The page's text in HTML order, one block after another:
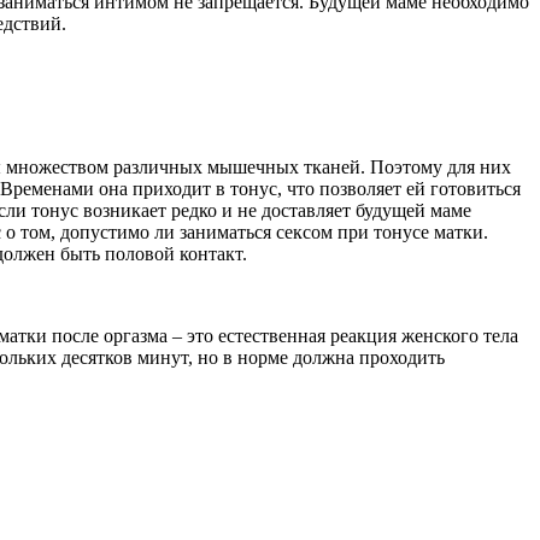
множеством различных мышечных тканей. Поэтому для них
она приходит в тонус, что позволяет ей готовиться
тонус возникает редко и не доставляет будущей маме
том, допустимо ли заниматься сексом при тонусе матки.
быть половой контакт.
после оргазма – это естественная реакция женского тела
десятков минут, но в норме должна проходить